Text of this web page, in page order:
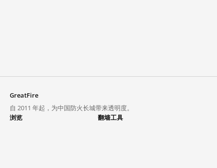
GreatFire
自 2011 年起，为中国防火长城带来透明度。
浏览
翻墙工具